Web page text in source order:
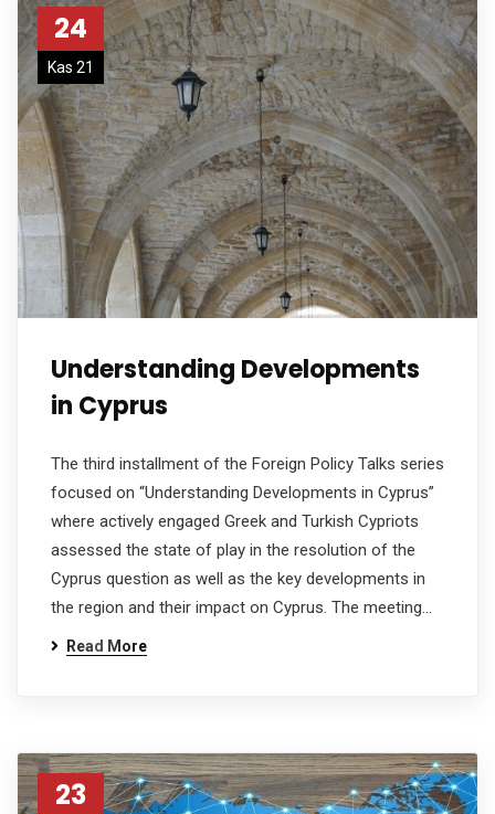
24
Kas 21
Understanding Developments
in Cyprus
The third installment of the Foreign Policy Talks series
focused on “Understanding Developments in Cyprus”
where actively engaged Greek and Turkish Cypriots
assessed the state of play in the resolution of the
Cyprus question as well as the key developments in
the region and their impact on Cyprus. The meeting…
Read More
23